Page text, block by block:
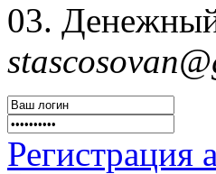
03.
Регистрация